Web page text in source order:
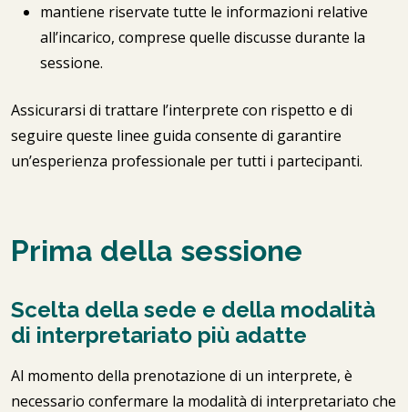
mantiene riservate tutte le informazioni relative
all’incarico, comprese quelle discusse durante la
sessione.
Assicurarsi di trattare l’interprete con rispetto e di
seguire queste linee guida consente di garantire
un’esperienza professionale per tutti i partecipanti.
Prima della sessione
Scelta della sede e della modalità
di interpretariato più adatte
Al momento della prenotazione di un interprete, è
necessario confermare la modalità di interpretariato che